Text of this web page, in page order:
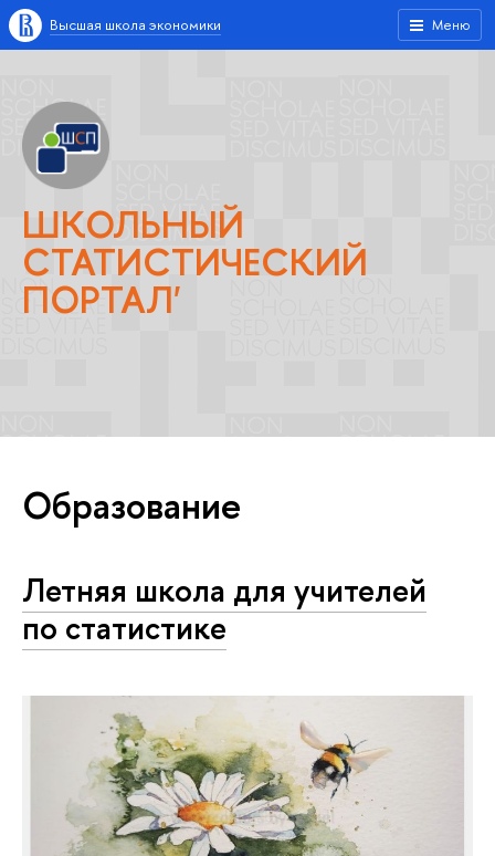
Меню
Высшая школа экономики
ШКОЛЬНЫЙ
СТАТИСТИЧЕСКИЙ
ПОРТАЛ'
Образование
Летняя школа для учителей
по статистике